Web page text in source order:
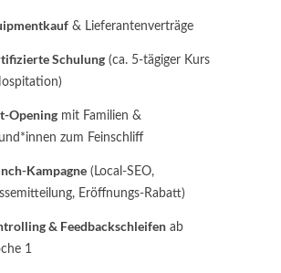
& Lieferantenverträge
Schulung (ca. 5-tägiger Kurs
Opening mit Familien &
zum Feinschliff
Kampagne (Local-SEO,
Eröffnungs-Rabatt)
& Feedbackschleifen ab
1